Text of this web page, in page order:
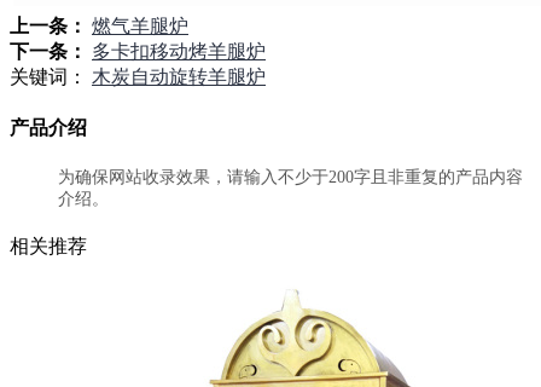
上一条： 燃气羊腿炉
下一条：
多卡扣移动烤羊腿炉
关键词： 木炭自动旋转羊腿炉
产品介绍
为确保网站收录效果，请输入不少于200字且非重复的产品内容
介绍。
相关推荐